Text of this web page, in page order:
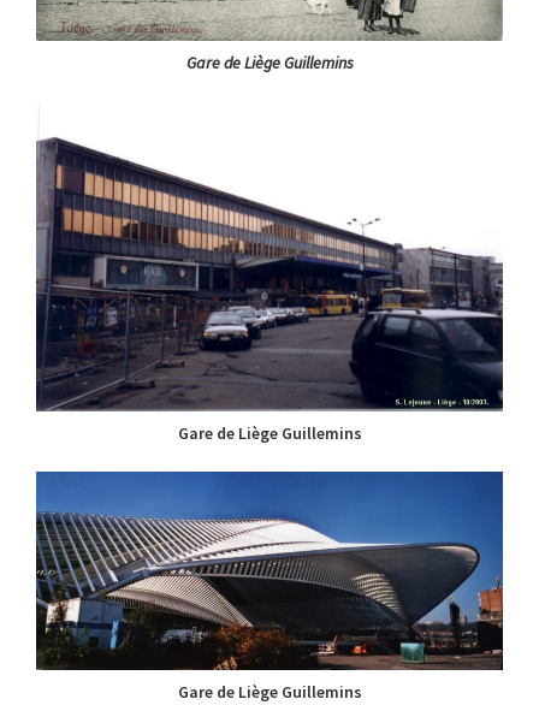
Gare de Liège Guillemins
Gare de Liège Guillemins
Gare de Liège Guillemins